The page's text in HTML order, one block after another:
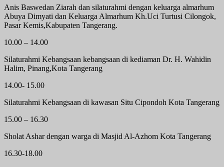
Anis Baswedan Ziarah dan silaturahmi dengan keluarga almarhum
Abuya Dimyati dan Keluarga Almarhum Kh.Uci Turtusi Cilongok,
Pasar Kemis,Kabupaten Tangerang.
10.00 – 14.00
Silaturahmi Kebangsaan kebangsaan di kediaman Dr. H. Wahidin
Halim, Pinang,Kota Tangerang
14.00- 15.00
Silaturahmi Kebangsaan di kawasan Situ Cipondoh Kota Tangerang
15.00 – 16.30
Sholat Ashar dengan warga di Masjid Al-Azhom Kota Tangerang
16.30-18.00